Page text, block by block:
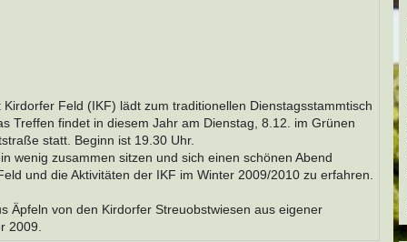
Feld (IKF) lädt zum traditionellen Dienstagsstammtisch
Treffen findet in diesem Jahr am Dienstag, 8.12. im Grünen
statt. Beginn ist 19.30 Uhr.
wenig zusammen sitzen und sich einen schönen Abend
und die Aktivitäten der IKF im Winter 2009/2010 zu erfahren.
Äpfeln von den Kirdorfer Streuobstwiesen aus eigener
2009.